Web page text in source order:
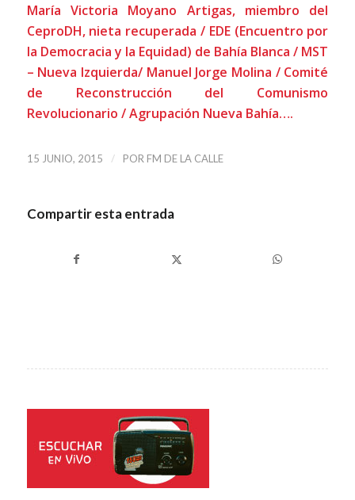
María Victoria Moyano Artigas, miembro del
CeproDH, nieta recuperada / EDE (Encuentro por
la Democracia y la Equidad) de Bahía Blanca / MST
– Nueva Izquierda/ Manuel Jorge Molina / Comité
de Reconstrucción del Comunismo
Revolucionario / Agrupación Nueva Bahía….
15 JUNIO, 2015 / POR FM DE LA CALLE
Compartir esta entrada